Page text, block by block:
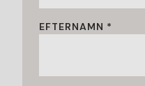
EFTERNAMN *